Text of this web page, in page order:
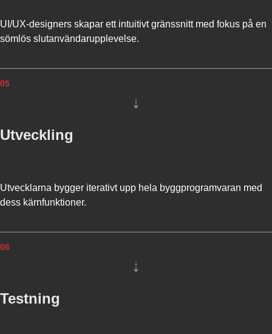
W
A
UI/UX-designers skapar ett intuitivt gränssnitt med fokus på en
sömlös slutanvändarupplevelse.
05
Utveckling
Utvecklarna bygger iterativt upp hela byggprogramvaran med
dess kärnfunktioner.
06
Testning